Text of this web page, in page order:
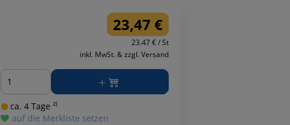
23,47 €
23.47 € / St
inkl. MwSt. & zzgl. Versand
Menge
ca. 4 Tage ²⁾
auf die Merkliste setzen